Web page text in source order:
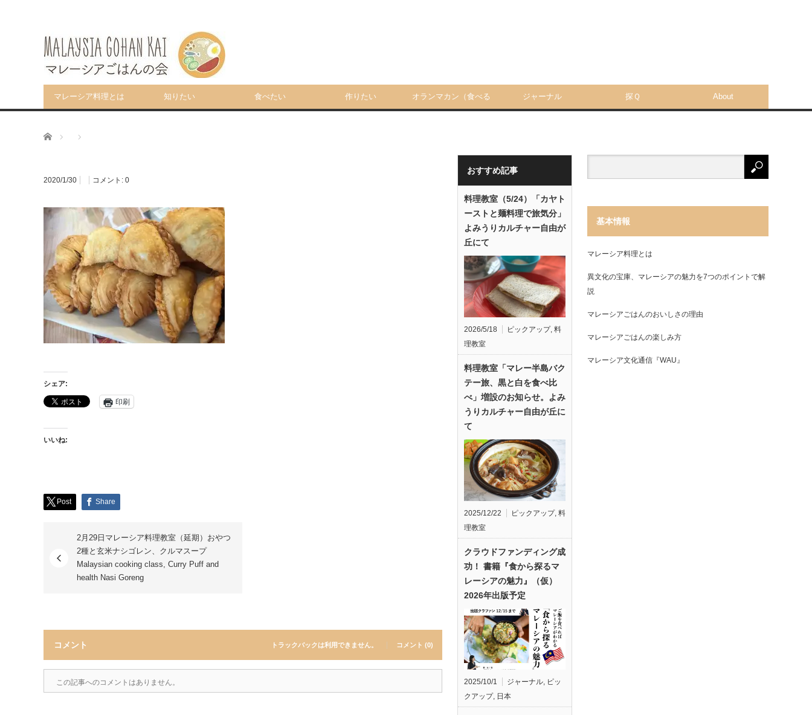
マレーシア料理とは 知りたい 食べたい 作りたい オランマカン（食べる ジャーナル 探Ｑ About
ホーム
2020/1/30 コメント: 0
シェア:
印刷
いいね:
Post Share
2月29日マレーシア料理教室（延期）おやつ
2種と玄米ナシゴレン、クルマスープ
Malaysian cooking class, Curry Puff and
health Nasi Goreng
コメント トラックバックは利用できません。 コメント (0)
この記事へのコメントはありません。
おすすめ記事
料理教室（5/24）「カヤト
ーストと麺料理で旅気分」
よみうりカルチャー自由が
丘にて
2026/5/18 ピックアップ, 料
理教室
料理教室「マレー半島バク
テー旅、黒と白を食べ比
べ」増設のお知らせ。よみ
うりカルチャー自由が丘に
て
2025/12/22 ピックアップ, 料
理教室
クラウドファンディング成
功！ 書籍『食から探るマ
レーシアの魅力』（仮）
2026年出版予定
2025/10/1 ジャーナル, ピッ
クアップ, 日本
基本情報
マレーシア料理とは
異文化の宝庫、マレーシアの魅力を7つのポイントで解
説
マレーシアごはんのおいしさの理由
マレーシアごはんの楽しみ方
マレーシア文化通信『WAU』